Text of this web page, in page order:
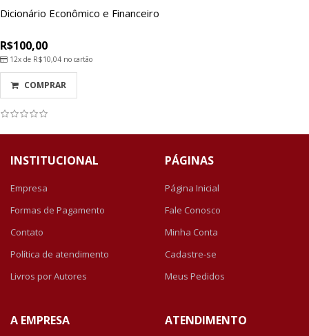
Dicionário Econômico e Financeiro
R$100,00
12x de R$10,04 no cartão
COMPRAR
INSTITUCIONAL
Empresa
Formas de Pagamento
Contato
Política de atendimento
Livros por Autores
PÁGINAS
Página Inicial
Fale Conosco
Minha Conta
Cadastre-se
Meus Pedidos
A EMPRESA ATENDIMENTO